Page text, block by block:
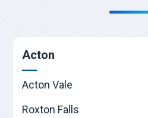
Acton
Acton Vale
Roxton Falls